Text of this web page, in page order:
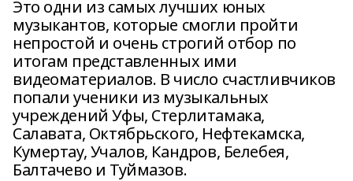
Это одни из самых лучших юных
музыкантов, которые смогли пройти
непростой и очень строгий отбор по
итогам представленных ими
видеоматериалов. В число счастливчиков
попали ученики из музыкальных
учреждений Уфы, Стерлитамака,
Салавата, Октябрьского, Нефтекамска,
Кумертау, Учалов, Кандров, Белебея,
Балтачево и Туймазов.